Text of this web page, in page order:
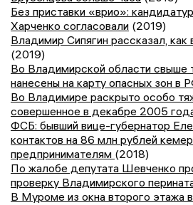
Без приставки «врио»:
Харченко согласовали (2019)
Владимир Сипягин рассказал, как
(2019)
Во Владимирской области свыше
нанесены на карту опасных зон в
Во Владимире раскрыто особо
совершенное в декабре 2005
ФСБ: бывший вице-губернатор
контактов на 86 млн рублей
предпринимателям (2018)
По жалобе депутата Шевченко
проверку Владимирского
В Муроме из окна второго этажа